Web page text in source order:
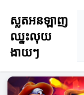
ស្លតអនឡាញ
ឈ្នះលុយ
ងាយៗ